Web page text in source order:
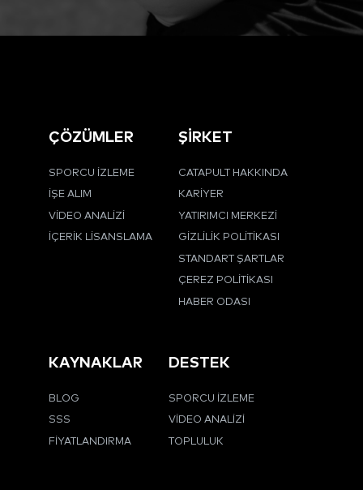
ÇÖZÜMLER
SPORCU İZLEME
İŞE ALIM
VIDEO ANALIZI
İÇERIK LISANSLAMA
ŞİRKET
CATAPULT HAKKINDA
KARIYER
YATIRIMCI MERKEZI
GIZLILIK POLITIKASI
STANDART ŞARTLAR
ÇEREZ POLITIKASI
HABER ODASI
KAYNAKLAR
BLOG
SSS
FIYATLANDIRMA
DESTEK
SPORCU İZLEME
VIDEO ANALIZI
TOPLULUK